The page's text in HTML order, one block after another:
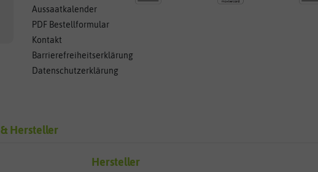
Aussaatkalender
PDF Bestellformular
Kontakt
Barrierefreiheitserklärung
Datenschutzerklärung
Hersteller
Hersteller